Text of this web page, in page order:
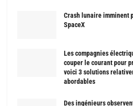
Crash lunaire imminent
SpaceX
Les compagnies
couper le courant pour
voici 3 solutions
abordables
Des ingénieurs